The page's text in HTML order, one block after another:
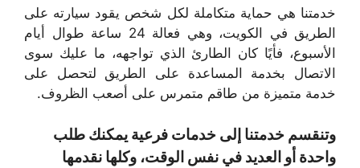
خدمتنا هي حماية متكاملة لكل شخص يقود سيارته على
الطريق في الكويت، وهي فعالة 24 ساعة طوال أيام
الأسبوع، فأيًا كان الطارئ الذي تواجهه، ما عليك سوى
الاتصال بخدمة المساعدة على الطريق لتحصل على
خدمة متميزة من طاقم متمرس على أصعب الظروف.
وتنقسم خدمتنا إلى خدمات فرعية يمكنك طلب
واحدة أو العديد في نفس الوقت، وكلها نقدمها